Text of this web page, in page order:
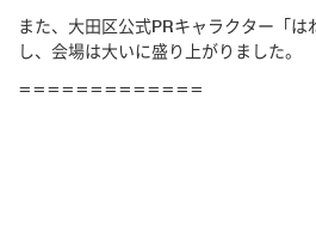
また、大田区公式PRキャラクター「は
し、会場は大いに盛り上がりました。
=============